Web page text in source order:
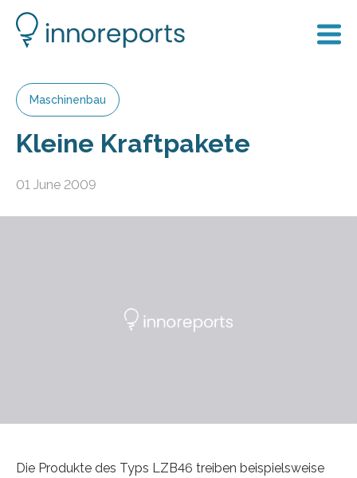
Maschinenbau
Kleine Kraftpakete
01 June 2009
Die Produkte des Typs LZB46 treiben beispielsweise